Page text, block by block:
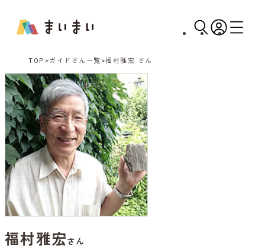
TOP ガイドさん一覧 福村雅宏 さん
福村雅宏さん